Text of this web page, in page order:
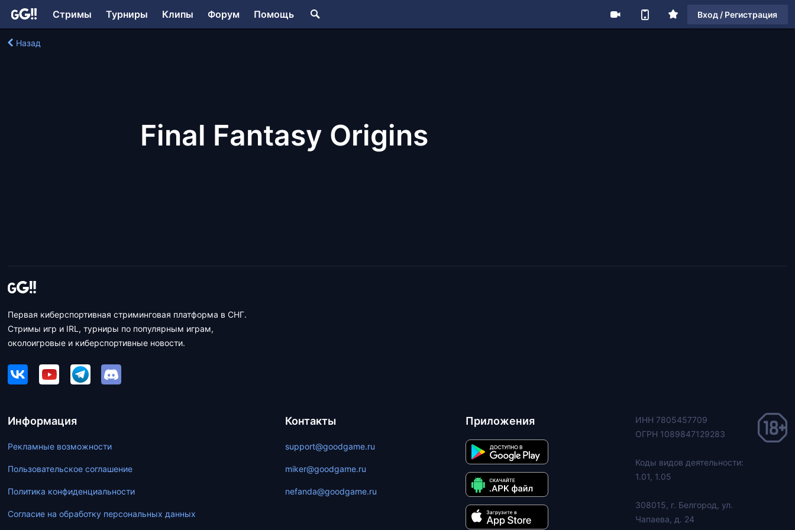
Стримы Турниры Клипы Форум Помощь Вход / Регистрация
Назад
Final Fantasy Origins
Первая киберспортивная стриминговая платформа в СНГ.
Стримы игр и IRL, турниры по популярным играм,
околоигровые и киберспортивные новости.
Информация
Рекламные возможности
Пользовательское соглашение
Политика конфиденциальности
Согласие на обработку персональных данных
Контакты
support@goodgame.ru
miker@goodgame.ru
nefanda@goodgame.ru
Приложения
ИНН 7805457709
ОГРН 1089847129283
Коды видов деятельности:
1.01, 1.05
308015, г. Белгород, ул.
Чапаева, д. 24